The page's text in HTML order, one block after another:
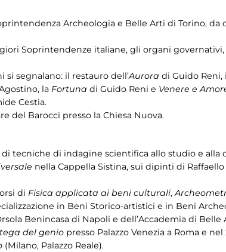
Archeologia e Belle Arti di Torino, da
Soprintendenze italiane, gli organi
segnalano: il restauro dell’Aurora di Guido
la Fortuna di Guido Reni e Venere e
Cestia.
del Barocci presso la Chiesa Nuova.
tecniche di indagine scientifica allo studio e alla
nella Cappella Sistina, sui dipinti di
di Fisica applicata ai beni culturali,
in Beni Storico-artistici e in Beni
Benincasa di Napoli e dell’Accademia di Belle
del genio presso Palazzo Venezia a Roma e
(Milano, Palazzo Reale).